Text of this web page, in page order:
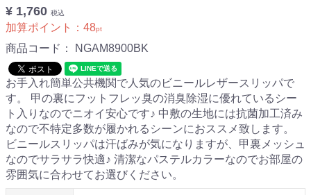
¥ 1,760 税込
加算ポイント： 48pt
商品コード： NGAM8900BK
お手入れ簡単公共機関で人気のビニールレザースリッパで
す。 甲の裏にフットフレッ臭の消臭除湿に優れているシー
ト入りなのでニオイ安心です♪ 中敷の生地には抗菌加工済み
なので不特定多数が履かれるシーンにおススメ致します。
ビニールスリッパは汗ばみが気になりますが、甲裏メッシュ
なのでサラサラ快適♪ 清潔なパステルカラーなのでお部屋の
雰囲気に合わせてお選びください。